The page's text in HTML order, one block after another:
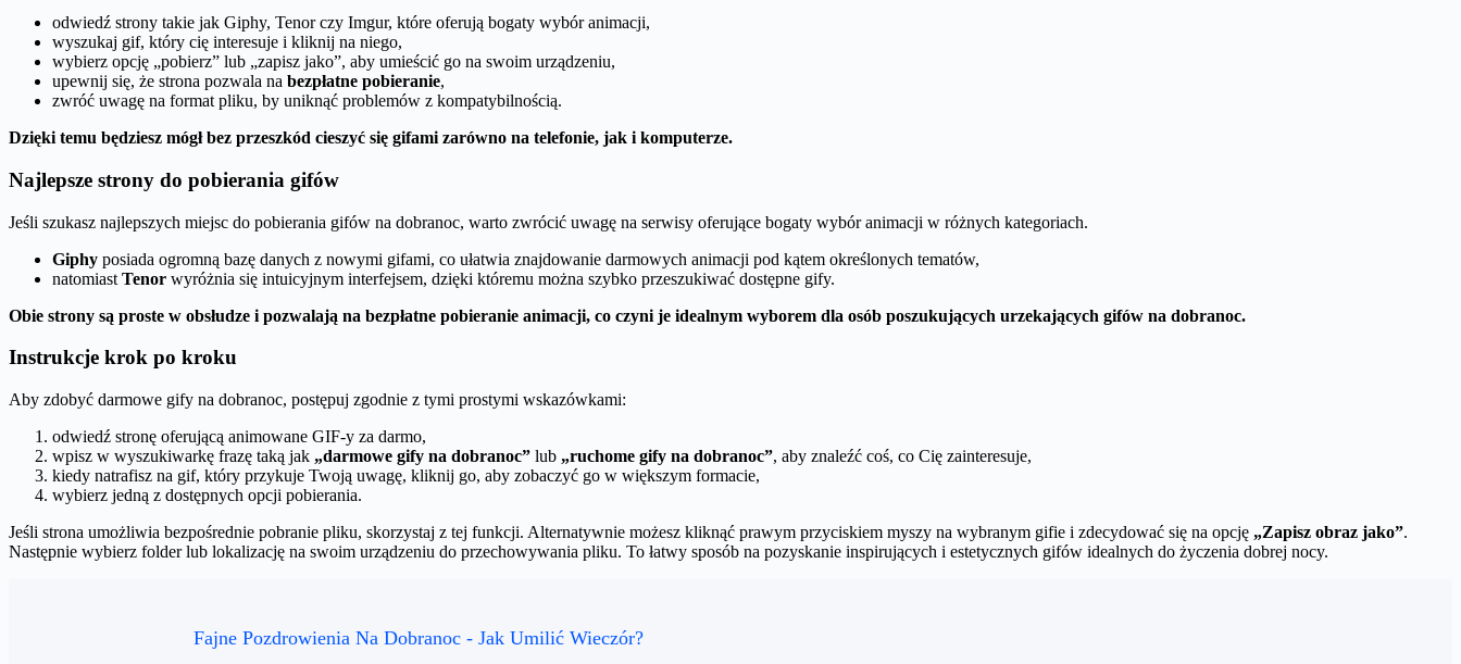
odwiedź strony takie jak Giphy, Tenor czy Imgur, które oferują bogaty wybór animacji,
wyszukaj gif, który cię interesuje i kliknij na niego,
wybierz opcję „pobierz” lub „zapisz jako”, aby umieścić go na swoim urządzeniu,
upewnij się, że strona pozwala na bezpłatne pobieranie,
zwróć uwagę na format pliku, by uniknąć problemów z kompatybilnością.
Dzięki temu będziesz mógł bez przeszkód cieszyć się gifami zarówno na telefonie, jak i komputerze.
Najlepsze strony do pobierania gifów
Jeśli szukasz najlepszych miejsc do pobierania gifów na dobranoc, warto zwrócić uwagę na serwisy oferujące bogaty wybór animacji w różnych kategoriach.
Giphy posiada ogromną bazę danych z nowymi gifami, co ułatwia znajdowanie darmowych animacji pod kątem określonych tematów,
natomiast Tenor wyróżnia się intuicyjnym interfejsem, dzięki któremu można szybko przeszukiwać dostępne gify.
Obie strony są proste w obsłudze i pozwalają na bezpłatne pobieranie animacji, co czyni je idealnym wyborem dla osób poszukujących urzekających gifów na dobranoc.
Instrukcje krok po kroku
Aby zdobyć darmowe gify na dobranoc, postępuj zgodnie z tymi prostymi wskazówkami:
odwiedź stronę oferującą animowane GIF-y za darmo,
wpisz w wyszukiwarkę frazę taką jak „darmowe gify na dobranoc” lub „ruchome gify na dobranoc”, aby znaleźć coś, co Cię zainteresuje,
kiedy natrafisz na gif, który przykuje Twoją uwagę, kliknij go, aby zobaczyć go w większym formacie,
wybierz jedną z dostępnych opcji pobierania.
Jeśli strona umożliwia bezpośrednie pobranie pliku, skorzystaj z tej funkcji. Alternatywnie możesz kliknąć prawym przyciskiem myszy na wybranym gifie i zdecydować się na opcję „Zapisz obraz jako”.
Następnie wybierz folder lub lokalizację na swoim urządzeniu do przechowywania pliku. To łatwy sposób na pozyskanie inspirujących i estetycznych gifów idealnych do życzenia dobrej nocy.
Fajne Pozdrowienia Na Dobranoc - Jak Umilić Wieczór?